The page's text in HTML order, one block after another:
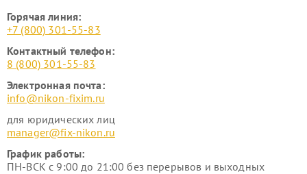
Горячая линия:
+7 (800) 301-55-83
Контактный телефон:
8 (800) 301-55-83
Электронная почта:
info@nikon-fixim.ru
для юридических лиц
manager@fix-nikon.ru
График работы:
ПН-ВСК с 9:00 до 21:00 без перерывов и выходных